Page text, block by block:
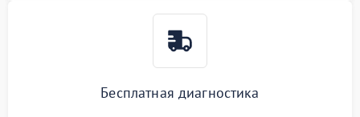
Бесплатная диагностика